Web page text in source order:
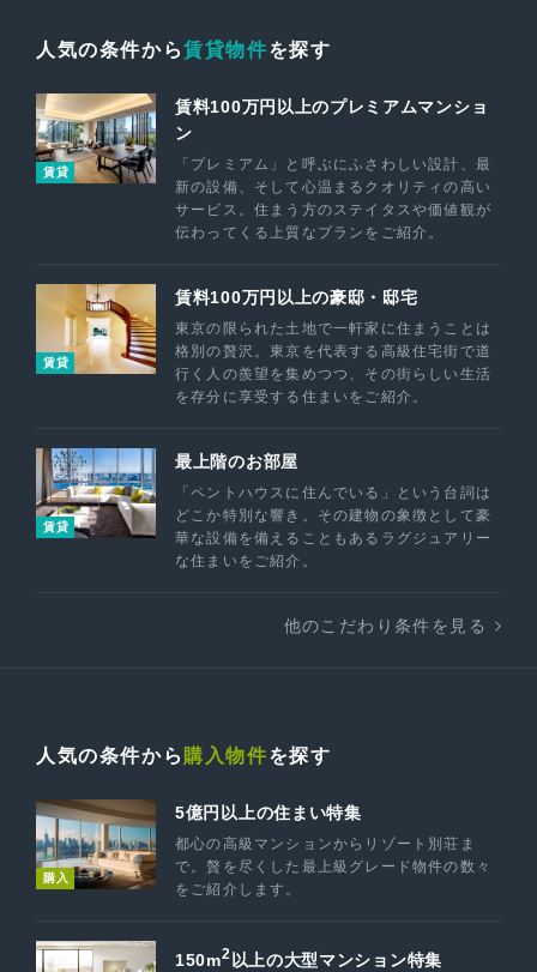
人気の条件から賃貸物件を探す
賃貸
賃料100万円以上のプレミアムマンショ
ン
「プレミアム」と呼ぶにふさわしい設計、最
新の設備、そして心温まるクオリティの高い
サービス。住まう方のステイタスや価値観が
伝わってくる上質なプランをご紹介。
賃貸
賃料100万円以上の豪邸・邸宅
東京の限られた土地で一軒家に住まうことは
格別の贅沢。東京を代表する高級住宅街で道
行く人の羨望を集めつつ、その街らしい生活
を存分に享受する住まいをご紹介。
賃貸
最上階のお部屋
「ペントハウスに住んでいる」という台詞は
どこか特別な響き。その建物の象徴として豪
華な設備を備えることもあるラグジュアリー
な住まいをご紹介。
他のこだわり条件を見る
人気の条件から 購入物件を探す
購入
5億円以上の住まい特集
都心の高級マンションからリゾート別荘ま
で。贅を尽くした最上級グレード物件の数々
をご紹介します。
150m2 以上の大型マンション特集